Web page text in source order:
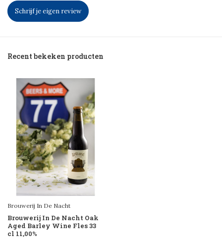
Schrijf je eigen review
Recent bekeken producten
Brouwerij In De Nacht
Brouwerij In De Nacht Oak
Aged Barley Wine Fles 33
cl 11,00%